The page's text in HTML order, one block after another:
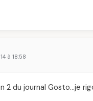
à 18:58
2 du journal Gosto…je